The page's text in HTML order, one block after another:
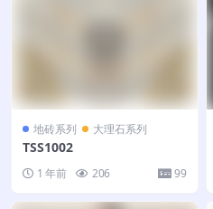
地砖系列 大理石系列
TSS1002
1 年前 206 99